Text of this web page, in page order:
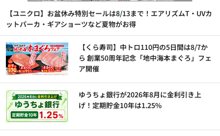
【ユニクロ】お盆休み特別セールは8/13まで！エアリズムT・UVカ
ットパーカ・ギアショーツなど夏物がお得
【くら寿司】中トロ110円の5日間は8/7か
ら 創業50周年記念「地中海本まぐろ」フェ
ア開催
ゆうちょ銀行が2026年8月に金利引き上
げ！定期貯金10年は1.25%